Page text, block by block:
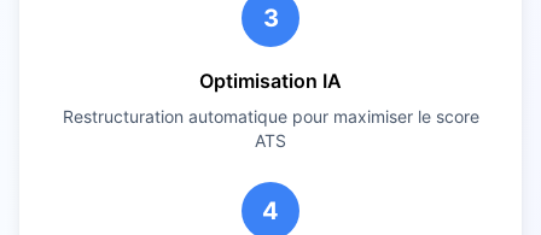
3
Optimisation IA
Restructuration automatique pour maximiser le score
ATS
4